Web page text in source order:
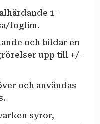
1-
foglim.
och bildar en
upp till +/-
och användas
syror,